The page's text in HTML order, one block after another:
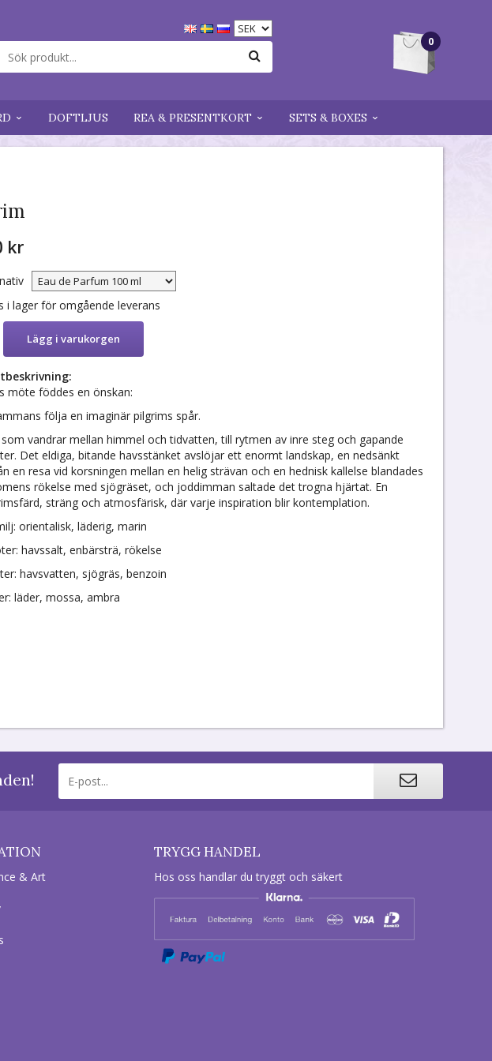
0
DOFTLJUS REA & PRESENTKORT SETS & BOXES
kr
i lager för omgående leverans
Lägg i varukorgen
möte föddes en önskan:
följa en imaginär pilgrims spår.
vandrar mellan himmel och tidvatten, till rytmen av inre steg och gapande
Det eldiga, bitande havsstänket avslöjar ett enormt landskap, en nedsänkt
en resa vid korsningen mellan en helig strävan och en hednisk kallelse blandades
rökelse med sjögräset, och joddimman saltade det trogna hjärtat. En
sträng och atmosfärisk, där varje inspiration blir kontemplation.
orientalisk, läderig, marin
havssalt, enbärsträ, rökelse
havsvatten, sjögräs, benzoin
läder, mossa, ambra
& Art
TRYGG HANDEL
Hos oss handlar du tryggt och säkert